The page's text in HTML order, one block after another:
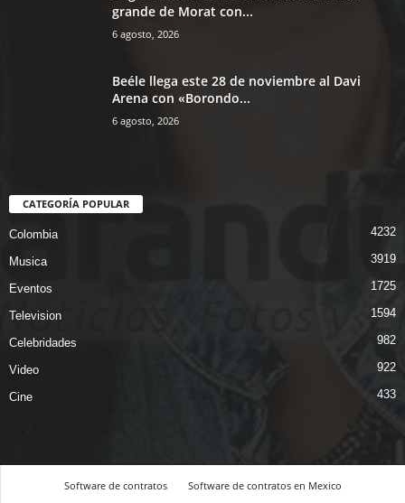
grande de Morat con...
6 agosto, 2026
Beéle llega este 28 de noviembre al Davi
Arena con «Borondo...
6 agosto, 2026
CATEGORÍA POPULAR
Colombia 4232
Musica 3919
Eventos 1725
Television 1594
Celebridades 982
Video 922
Cine 433
Software de contratos Software de contratos en Mexico